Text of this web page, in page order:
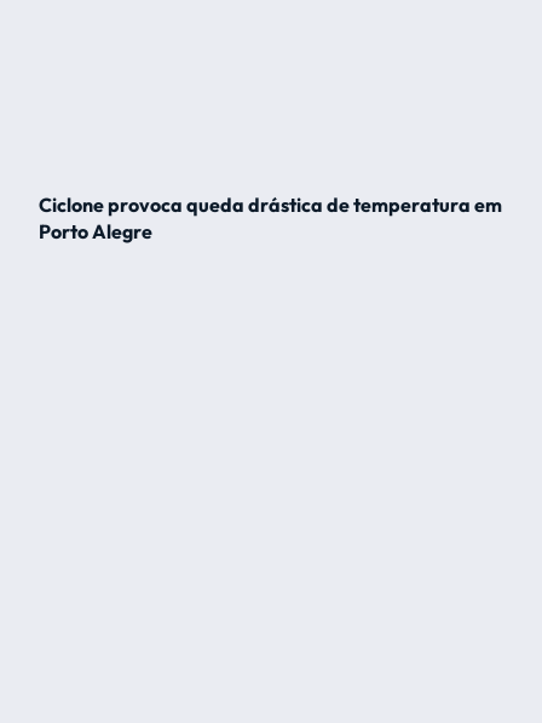
Ciclone provoca queda drástica de temperatura em
Porto Alegre